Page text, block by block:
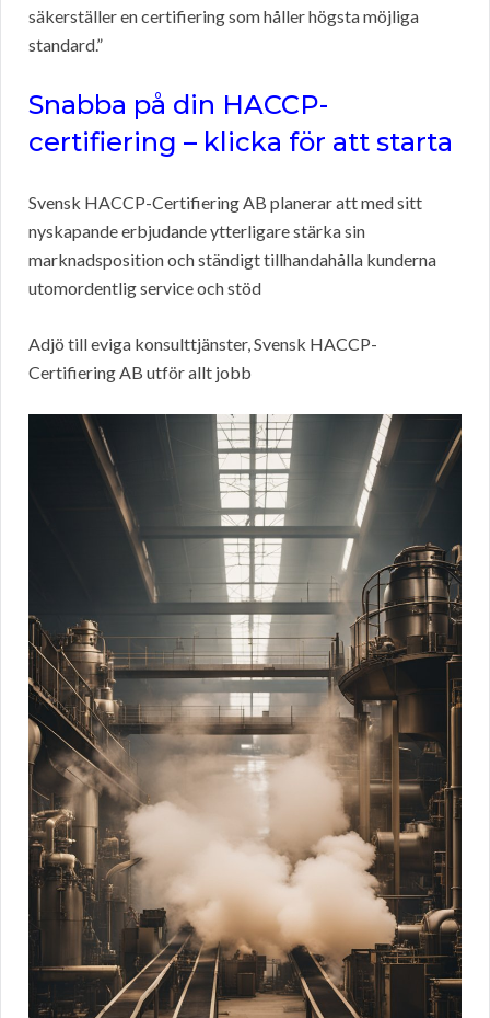
säkerställer en certifiering som håller högsta möjliga
standard.”
Snabba på din HACCP-
certifiering – klicka för att starta
Svensk HACCP-Certifiering AB planerar att med sitt
nyskapande erbjudande ytterligare stärka sin
marknadsposition och ständigt tillhandahålla kunderna
utomordentlig service och stöd
Adjö till eviga konsulttjänster, Svensk HACCP-
Certifiering AB utför allt jobb